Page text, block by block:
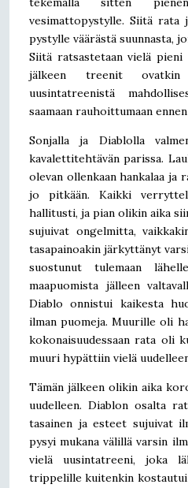
vesimattopystylle. Siitä rata
pystylle väärästä suunnasta,
Siitä ratsastetaan vielä
jälkeen treenit ovatkin
uusintatreenistä
saamaan rauhoittumaan
Sonjalla ja Diablolla
kavalettitehtävän parissa.
olevan ollenkaan hankalaa
jo pitkään. Kaikki
hallitusti, ja pian olikin aika
sujuivat ongelmitta,
tasapainoakin järkyttänyt
suostunut tulemaan
maapuomista jälleen
Diablo onnistui kaikesta
ilman puomeja. Muurille oli
kokonaisuudessaan rata oli
muuri hypättiin vielä
Tämän jälkeen olikin aika
uudelleen. Diablon osalta
tasainen ja esteet sujuivat
pysyi mukana välillä varsin
vielä uusintatreeni, joka
trippelille kuitenkin